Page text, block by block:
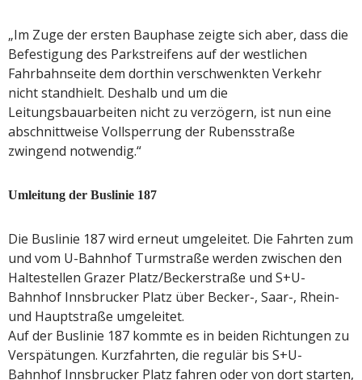
„Im Zuge der ersten Bauphase zeigte sich aber, dass die
Befestigung des Parkstreifens auf der westlichen
Fahrbahnseite dem dorthin verschwenkten Verkehr
nicht standhielt. Deshalb und um die
Leitungsbauarbeiten nicht zu verzögern, ist nun eine
abschnittweise Vollsperrung der Rubensstraße
zwingend notwendig.“
Umleitung der Buslinie 187
Die Buslinie 187 wird erneut umgeleitet. Die Fahrten zum
und vom U-Bahnhof Turmstraße werden zwischen den
Haltestellen Grazer Platz/Beckerstraße und S+U-
Bahnhof Innsbrucker Platz über Becker-, Saar-, Rhein-
und Hauptstraße umgeleitet.
Auf der Buslinie 187 kommte es in beiden Richtungen zu
Verspätungen. Kurzfahrten, die regulär bis S+U-
Bahnhof Innsbrucker Platz fahren oder von dort starten,